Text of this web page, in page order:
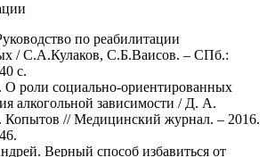
по реабилитации
/ С.А.Кулаков, С.Б.Ваисов. – СПб.:
с.
роли социально-ориентированных
алкогольной зависимости / Д. А.
// Медицинский журнал. – 2016.
Верный способ избавиться от